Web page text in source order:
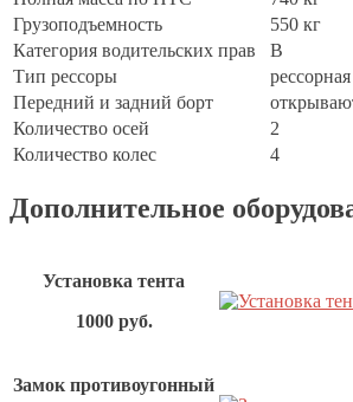
Грузоподъемность
550 кг
Категория водительских прав
В
Тип рессоры
Передний и задний борт
Количество осей
2
Количество колес
4
Дополнительное
Установка тента
1000 руб.
Замок противоугонный